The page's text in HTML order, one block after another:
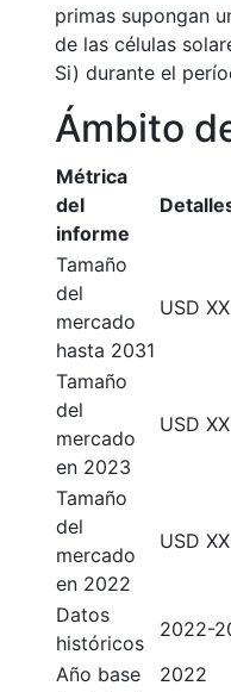
primas supongan
de las células
Si) durante el
Ámbito
Métrica
del
informe
Tamaño
del
mercado
hasta 2031
USD
Tamaño
del
mercado
en 2023
USD
Tamaño
del
mercado
en 2022
USD
Datos
históricos
2022-
Año base
2022